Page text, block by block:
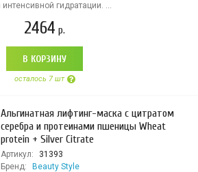
гидратации. ...
2464 р.
В КОРЗИНУ
осталось 7 шт
Альгинатная лифтинг-маска с цитратом
серебра и протеинами пшеницы Wheat
protein + Silver Citrate
Артикул:
31393
Бренд:
Beauty Style